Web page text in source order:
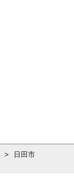
> 日田市